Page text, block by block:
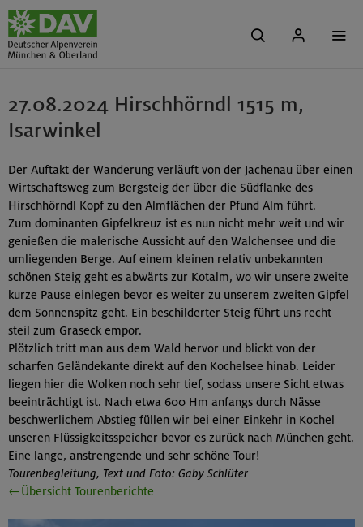
27.08.2024 Hirschhörndl 1515 m,
Isarwinkel
Der Auftakt der Wanderung verläuft von der Jachenau über einen
Wirtschaftsweg zum Bergsteig der über die Südflanke des
Hirschhörndl Kopf zu den Almflächen der Pfund Alm führt.
Zum dominanten Gipfelkreuz ist es nun nicht mehr weit und wir
genießen die malerische Aussicht auf den Walchensee und die
umliegenden Berge. Auf einem kleinen relativ unbekannten
schönen Steig geht es abwärts zur Kotalm, wo wir unsere zweite
kurze Pause einlegen bevor es weiter zu unserem zweiten Gipfel
dem Sonnenspitz geht. Ein beschilderter Steig führt uns recht
steil zum Graseck empor.
Plötzlich tritt man aus dem Wald hervor und blickt von der
scharfen Geländekante direkt auf den Kochelsee hinab. Leider
liegen hier die Wolken noch sehr tief, sodass unsere Sicht etwas
beeinträchtigt ist. Nach etwa 600 Hm anfangs durch Nässe
beschwerlichem Abstieg füllen wir bei einer Einkehr in Kochel
unseren Flüssigkeitsspeicher bevor es zurück nach München geht.
Eine lange, anstrengende und sehr schöne Tour!
Tourenbegleitung, Text und Foto: Gaby Schlüter
←Übersicht Tourenberichte